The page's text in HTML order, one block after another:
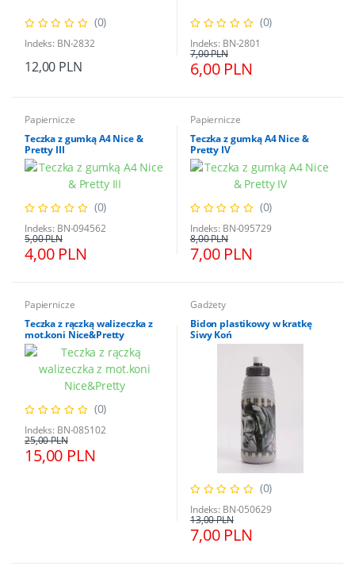
(0)
Indeks: BN-2832
12,00 PLN
(0)
Indeks: BN-2801
6,00 PLN
7,00 PLN
Papiernicze
Teczka z gumką A4 Nice &
Pretty III
(0)
Indeks: BN-094562
4,00 PLN
5,00 PLN
Papiernicze
Teczka z gumką A4 Nice &
Pretty IV
(0)
Indeks: BN-095729
7,00 PLN
8,00 PLN
Papiernicze
Teczka z rączką walizeczka z
mot.koni Nice&Pretty
(0)
Indeks: BN-085102
15,00 PLN
25,00 PLN
Gadżety
Bidon plastikowy w kratkę
Siwy Koń
(0)
Indeks: BN-050629
7,00 PLN
13,00 PLN